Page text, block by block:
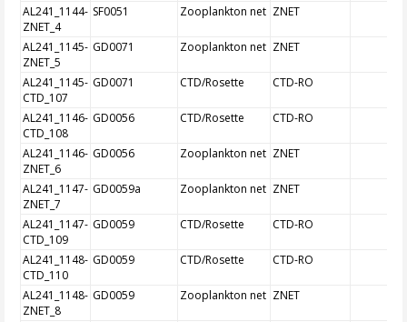
AL241_1144-
ZNET_4
SF0051 Zooplankton net ZNET
AL241_1145-
ZNET_5
GD0071 Zooplankton net ZNET
AL241_1145-
CTD_107
GD0071 CTD/Rosette CTD-RO
AL241_1146-
CTD_108
GD0056 CTD/Rosette CTD-RO
AL241_1146-
ZNET_6
GD0056 Zooplankton net ZNET
AL241_1147-
ZNET_7
GD0059a Zooplankton net ZNET
AL241_1147-
CTD_109
GD0059 CTD/Rosette CTD-RO
AL241_1148-
CTD_110
GD0059 CTD/Rosette CTD-RO
AL241_1148-
ZNET_8
GD0059 Zooplankton net ZNET